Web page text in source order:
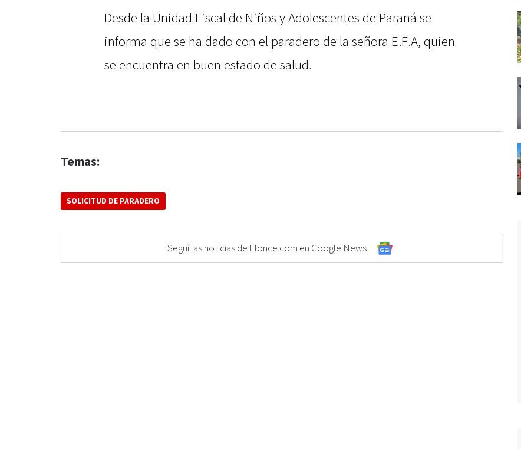
Desde la Unidad Fiscal de Niños y Adolescentes de Paraná se
informa que se ha dado con el paradero de la señora E.F.A, quien
se encuentra en buen estado de salud.
Temas:
SOLICITUD DE PARADERO
Seguí las noticias de Elonce.com en Google News